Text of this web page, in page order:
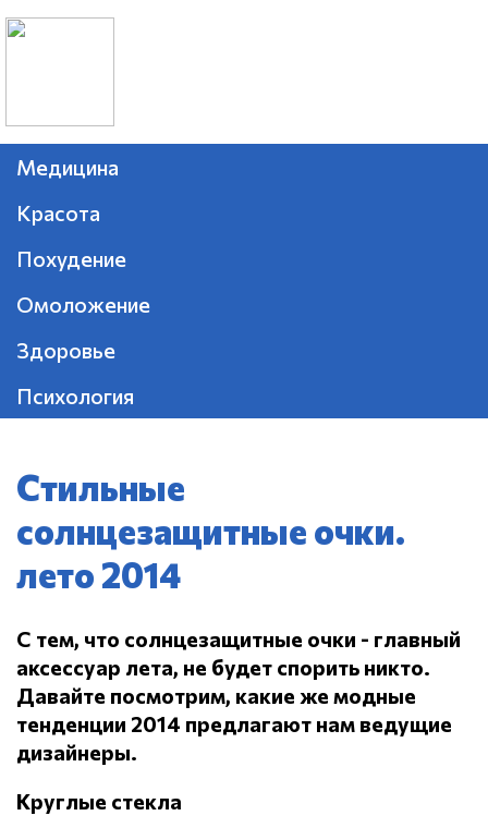
Медицина
Красота
Похудение
Омоложение
Здоровье
Психология
Стильные
солнцезащитные очки.
лето 2014
С тем, что солнцезащитные очки - главный
аксессуар лета, не будет спорить никто.
Давайте посмотрим, какие же модные
тенденции 2014 предлагают нам ведущие
дизайнеры.
Круглые стекла